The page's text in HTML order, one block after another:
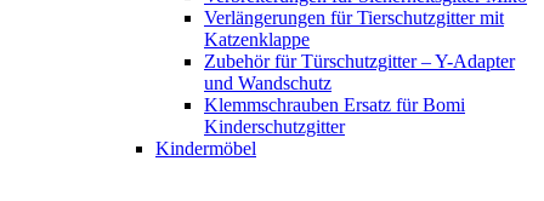
Verlängerungen für Tierschutzgitter mit
Katzenklappe
Zubehör für Türschutzgitter – Y-Adapter
und Wandschutz
Klemmschrauben Ersatz für Bomi
Kinderschutzgitter
Kindermöbel